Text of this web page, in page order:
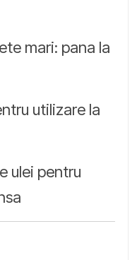
mari: pana la
utilizare la
ulei pentru